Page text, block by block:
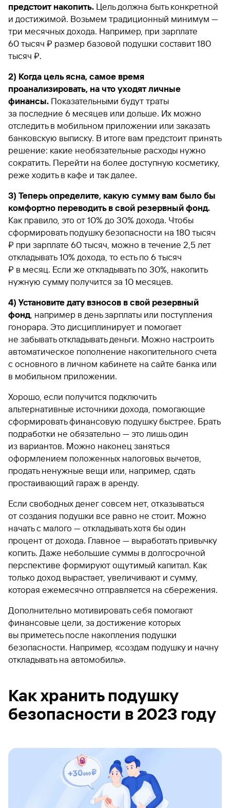
предстоит накопить. Цель должна быть конкретной
и достижимой. Возьмем традиционный минимум —
три месячных дохода. Например, при зарплате
60 тысяч ₽ размер базовой подушки составит 180
тысяч ₽.
2) Когда цель ясна, самое время
проанализировать, на что уходят личные
финансы. Показательными будут траты
за последние 6 месяцев или дольше. Их можно
отследить в мобильном приложении или заказать
банковскую выписку. В итоге вам предстоит принять
решение: какие необязательные расходы нужно
сократить. Перейти на более доступную косметику,
реже ходить в кафе и так далее.
3) Теперь определите, какую сумму вам было бы
комфортно переводить в свой резервный фонд.
Как правило, это от 10% до 30% дохода. Чтобы
сформировать подушку безопасности на 180 тысяч
₽ при зарплате 60 тысяч, можно в течение 2,5 лет
откладывать 10% дохода, то есть по 6 тысяч
₽ в месяц. Если же откладывать по 30%, накопить
нужную сумму получится за 10 месяцев.
4) Установите дату взносов в свой резервный
фонд, например в день зарплаты или поступления
гонорара. Это дисциплинирует и помогает
не забывать откладывать деньги. Можно настроить
автоматическое пополнение накопительного счета
с основного в личном кабинете на сайте банка или
в мобильном приложении.
Хорошо, если получится подключить
альтернативные источники дохода, помогающие
сформировать финансовую подушку быстрее. Брать
подработки не обязательно — это лишь один
из вариантов. Можно наконец заняться
оформлением положенных налоговых вычетов,
продать ненужные вещи или, например, сдать
простаивающий гараж в аренду.
Если свободных денег совсем нет, отказываться
от создания подушки все равно не стоит. Можно
начать с малого — откладывать хотя бы один
процент от дохода. Главное — выработать привычку
копить. Даже небольшие суммы в долгосрочной
перспективе формируют ощутимый капитал. Как
только доход вырастает, увеличивают и сумму,
которая ежемесячно отправляется на сбережения.
Дополнительно мотивировать себя помогают
финансовые цели, за достижение которых
вы приметесь после накопления подушки
безопасности. Например, «создам подушку и начну
откладывать на автомобиль».
Как хранить подушку
безопасности в 2023 году